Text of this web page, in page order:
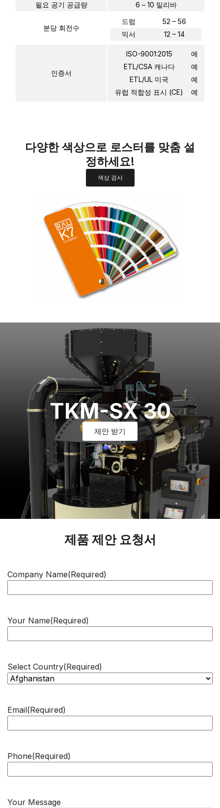
필요 공기 공급량
6 – 10 밀리바
분당 회전수
드럼
52 – 56
믹서
12 – 14
인증서
ISO-9001:2015
예
ETL/CSA 캐나다
예
ETL/UL 미국
예
유럽 적합성 표시 (CE)
예
다양한 색상으로 로스터를 맞춤 설
정하세요!
색상 검사
TKM-SX 30
제안 받기
제품 제안 요청서
Company Name(Required)
Your Name(Required)
Select Country(Required)
Email(Required)
Phone(Required)
Your Message